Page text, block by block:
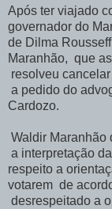
Após ter viajado
governador do
de Dilma
Maranhão, que
resolveu
a pedido do
Cardozo.
Waldir Maranhão
a interpretação
respeito a
votarem de
desrespeitado a